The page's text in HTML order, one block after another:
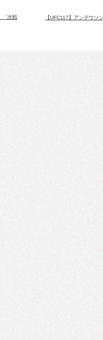
「次戦
【UFC117】アンデウソ